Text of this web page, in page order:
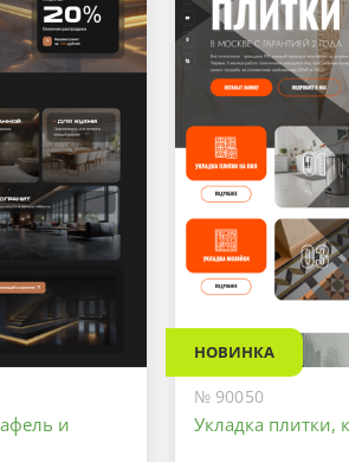
и
НОВИНКА
№ 90050
Укладка плитки,